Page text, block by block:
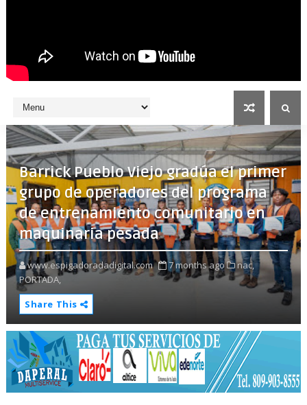
Barrick Pueblo Viejo gradúa el primer
grupo de operadores del programa
de entrenamiento comunitario en
maquinaria pesada
www.espigadoradadigital.com 7 months ago
nac,
PORTADA,
Share This